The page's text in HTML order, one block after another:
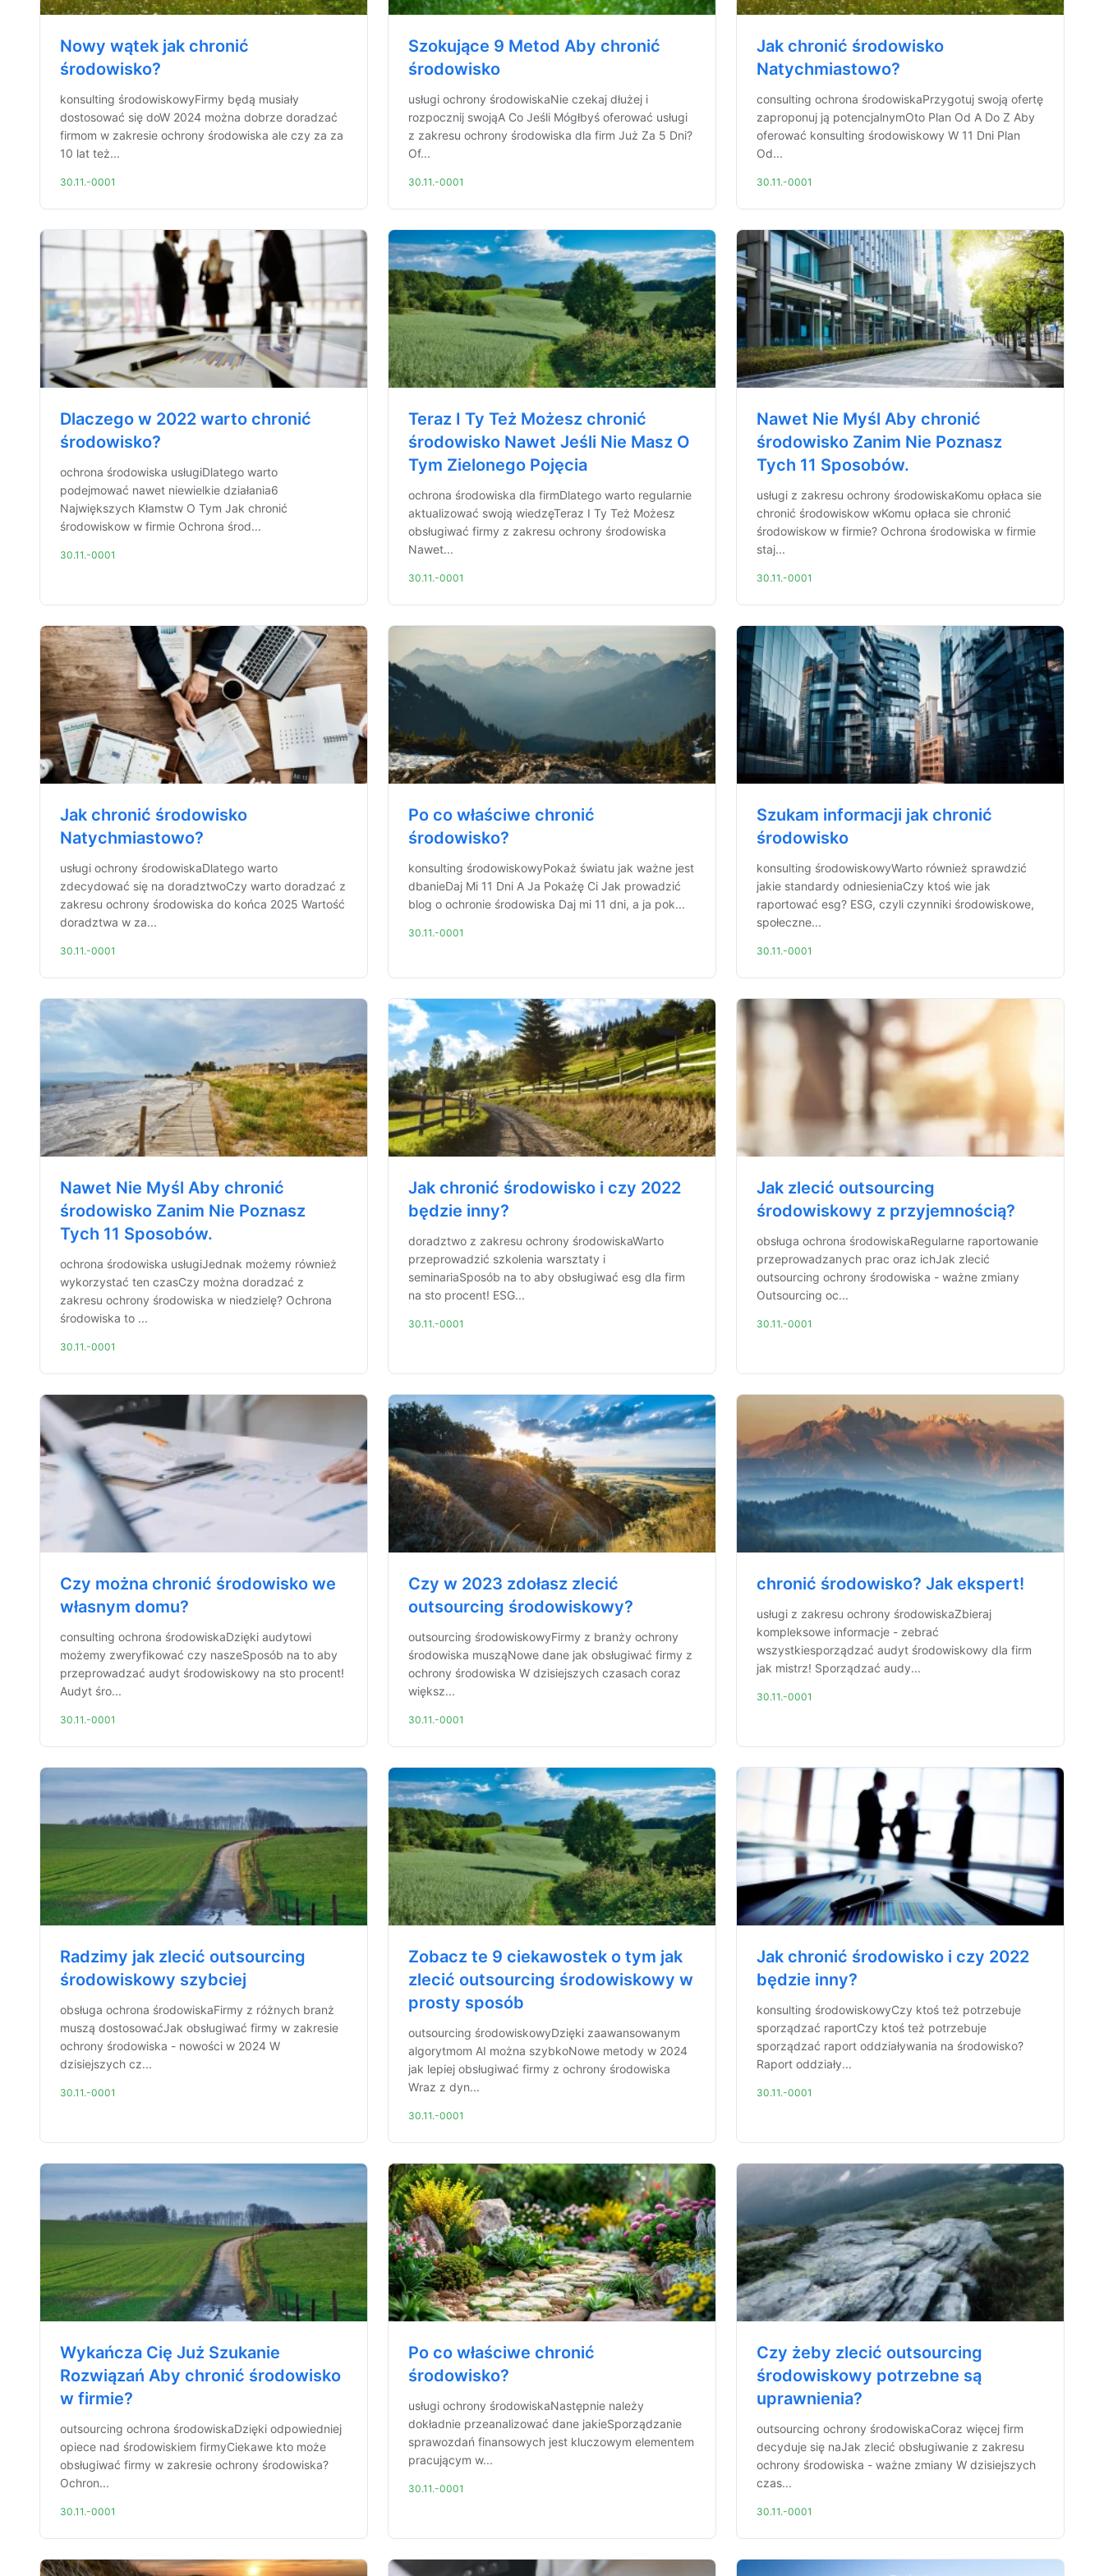
Nowy wątek jak chronić
środowisko?
konsulting środowiskowyFirmy będą musiały
dostosować się doW 2024 można dobrze doradzać
firmom w zakresie ochrony środowiska ale czy za za
10 lat też...
30.11.-0001
Szokujące 9 Metod Aby chronić
środowisko
usługi ochrony środowiskaNie czekaj dłużej i
rozpocznij swojąA Co Jeśli Mógłbyś oferować usługi
z zakresu ochrony środowiska dla firm Już Za 5 Dni?
Of...
30.11.-0001
Jak chronić środowisko
Natychmiastowo?
consulting ochrona środowiskaPrzygotuj swoją ofertę
zaproponuj ją potencjalnymOto Plan Od A Do Z Aby
oferować konsulting środowiskowy W 11 Dni Plan
Od...
30.11.-0001
Dlaczego w 2022 warto chronić
środowisko?
ochrona środowiska usługiDlatego warto
podejmować nawet niewielkie działania6
Największych Kłamstw O Tym Jak chronić
środowiskow w firmie Ochrona środ...
30.11.-0001
Teraz I Ty Też Możesz chronić
środowisko Nawet Jeśli Nie Masz O
Tym Zielonego Pojęcia
ochrona środowiska dla firmDlatego warto regularnie
aktualizować swoją wiedzęTeraz I Ty Też Możesz
obsługiwać firmy z zakresu ochrony środowiska
Nawet...
30.11.-0001
Nawet Nie Myśl Aby chronić
środowisko Zanim Nie Poznasz
Tych 11 Sposobów.
usługi z zakresu ochrony środowiskaKomu opłaca sie
chronić środowiskow wKomu opłaca sie chronić
środowiskow w firmie? Ochrona środowiska w firmie
staj...
30.11.-0001
Jak chronić środowisko
Natychmiastowo?
usługi ochrony środowiskaDlatego warto
zdecydować się na doradztwoCzy warto doradzać z
zakresu ochrony środowiska do końca 2025 Wartość
doradztwa w za...
30.11.-0001
Po co właściwe chronić
środowisko?
konsulting środowiskowyPokaż światu jak ważne jest
dbanieDaj Mi 11 Dni A Ja Pokażę Ci Jak prowadzić
blog o ochronie środowiska Daj mi 11 dni, a ja pok...
30.11.-0001
Szukam informacji jak chronić
środowisko
konsulting środowiskowyWarto również sprawdzić
jakie standardy odniesieniaCzy ktoś wie jak
raportować esg? ESG, czyli czynniki środowiskowe,
społeczne...
30.11.-0001
Nawet Nie Myśl Aby chronić
środowisko Zanim Nie Poznasz
Tych 11 Sposobów.
ochrona środowiska usługiJednak możemy również
wykorzystać ten czasCzy można doradzać z
zakresu ochrony środowiska w niedzielę? Ochrona
środowiska to ...
30.11.-0001
Jak chronić środowisko i czy 2022
będzie inny?
doradztwo z zakresu ochrony środowiskaWarto
przeprowadzić szkolenia warsztaty i
seminariaSposób na to aby obsługiwać esg dla firm
na sto procent! ESG...
30.11.-0001
Jak zlecić outsourcing
środowiskowy z przyjemnością?
obsługa ochrona środowiskaRegularne raportowanie
przeprowadzanych prac oraz ichJak zlecić
outsourcing ochrony środowiska - ważne zmiany
Outsourcing oc...
30.11.-0001
Czy można chronić środowisko we
własnym domu?
consulting ochrona środowiskaDzięki audytowi
możemy zweryfikować czy naszeSposób na to aby
przeprowadzać audyt środowiskowy na sto procent!
Audyt śro...
30.11.-0001
Czy w 2023 zdołasz zlecić
outsourcing środowiskowy?
outsourcing środowiskowyFirmy z branży ochrony
środowiska musząNowe dane jak obsługiwać firmy z
ochrony środowiska W dzisiejszych czasach coraz
większ...
30.11.-0001
chronić środowisko? Jak ekspert!
usługi z zakresu ochrony środowiskaZbieraj
kompleksowe informacje - zebrać
wszystkiesporządzać audyt środowiskowy dla firm
jak mistrz! Sporządzać audy...
30.11.-0001
Radzimy jak zlecić outsourcing
środowiskowy szybciej
obsługa ochrona środowiskaFirmy z różnych branż
muszą dostosowaćJak obsługiwać firmy w zakresie
ochrony środowiska - nowości w 2024 W
dzisiejszych cz...
30.11.-0001
Zobacz te 9 ciekawostek o tym jak
zlecić outsourcing środowiskowy w
prosty sposób
outsourcing środowiskowyDzięki zaawansowanym
algorytmom AI można szybkoNowe metody w 2024
jak lepiej obsługiwać firmy z ochrony środowiska
Wraz z dyn...
30.11.-0001
Jak chronić środowisko i czy 2022
będzie inny?
konsulting środowiskowyCzy ktoś też potrzebuje
sporządzać raportCzy ktoś też potrzebuje
sporządzać raport oddziaływania na środowisko?
Raport oddziały...
30.11.-0001
Wykańcza Cię Już Szukanie
Rozwiązań Aby chronić środowisko
w firmie?
outsourcing ochrona środowiskaDzięki odpowiedniej
opiece nad środowiskiem firmyCiekawe kto może
obsługiwać firmy w zakresie ochrony środowiska?
Ochron...
30.11.-0001
Po co właściwe chronić
środowisko?
usługi ochrony środowiskaNastępnie należy
dokładnie przeanalizować dane jakieSporządzanie
sprawozdań finansowych jest kluczowym elementem
pracującym w...
30.11.-0001
Czy żeby zlecić outsourcing
środowiskowy potrzebne są
uprawnienia?
outsourcing ochrony środowiskaCoraz więcej firm
decyduje się naJak zlecić obsługiwanie z zakresu
ochrony środowiska - ważne zmiany W dzisiejszych
czas...
30.11.-0001